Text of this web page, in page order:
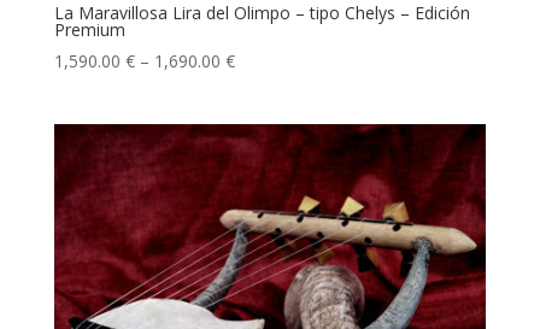
La Maravillosa Lira del Olimpo – tipo Chelys – Edición
Premium
1,590.00 €– 1,690.00 €